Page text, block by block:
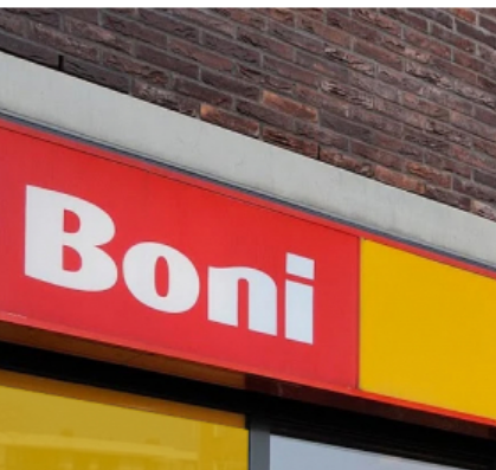
Instore communicatie wordt, zeker in
houden deze vast én prikkelen de
klanten te vermaken en te informeren. Met